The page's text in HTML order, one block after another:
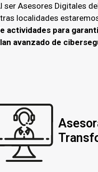
ser Asesores Digitales
localidades
actividades para
avanzado de